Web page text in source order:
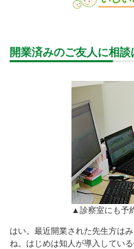
開業済みのご友人に相談
▲診察室にも予
はい。最近開業された先生方は
ね。はじめは知人が導入してい